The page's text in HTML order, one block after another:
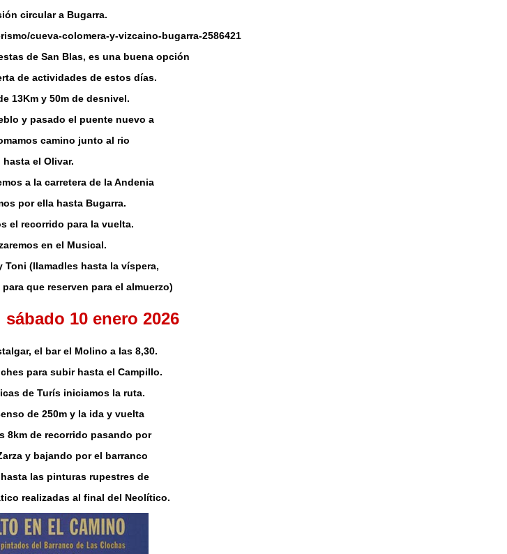
circular a Bugarra.
cueva-colomera-y-vizcaino-bugarra-2586421
de San Blas, es una buena opción
de actividades de estos días.
13Km y 50m de desnivel.
y pasado el puente nuevo a
camino junto al rio
hasta el Olivar.
a la carretera de la Andenia
por ella hasta Bugarra.
el recorrido para la vuelta.
en el Musical.
Toni (llamadles hasta la víspera,
que reserven para el almuerzo)
sábado 10 enero 2026
el bar el Molino a las 8,30.
para subir hasta el Campillo.
de Turís iniciamos la ruta.
de 250m y la ida y vuelta
8km de recorrido pasando por
y bajando por el barranco
las pinturas rupestres de
realizadas al final del Neolítico.